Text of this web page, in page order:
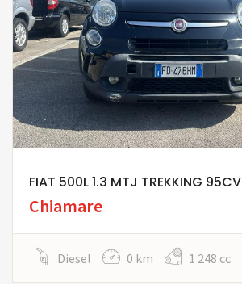
FIAT 500L 1.3 MTJ TREKKING 95CV
Chiamare
Diesel 0 km 1 248 cc